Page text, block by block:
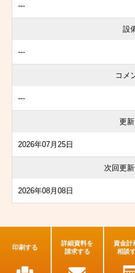
---
設
---
コメ
---
更新
2026年07月25日
次回更
2026年08月08日
印刷する
詳細資料を
請求する
資金計
相談